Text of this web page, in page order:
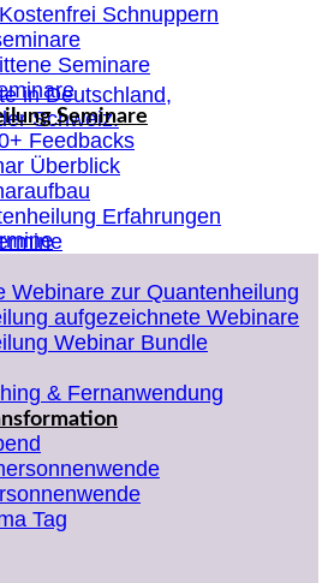
in Deutschland,
Schweiz.
Kostenfrei Schnuppern
Seminare
Seminare
Feedbacks
Überblick
Erfahrungen
Webinare zur Quantenheilung
aufgezeichnete Webinare
Webinar Bundle
& Fernanwendung
Tag